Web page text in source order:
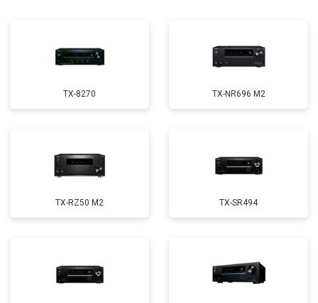
TX-8270 TX-NR696 M2
TX-RZ50 M2 TX-SR494